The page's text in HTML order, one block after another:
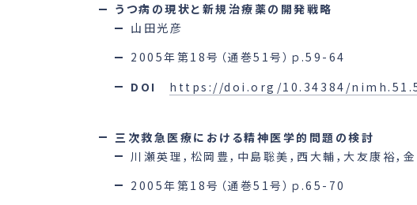
うつ病の現状と新規治療薬の開発戦略
山田光彦
2005年第18号（通巻51号）ｐ.59-64
DOI https://doi.org/10.34384/
三次救急医療における精神医学的問題の検討
川瀬英理，松岡豊，中島聡美，西大輔，大友康裕
2005年第18号（通巻51号）ｐ.65-70